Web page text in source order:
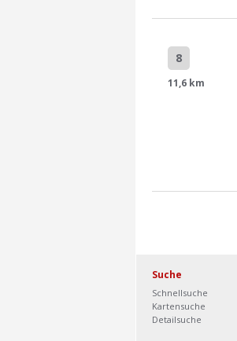
8
11,6 km
Suche
Schnellsuche
Kartensuche
Detailsuche